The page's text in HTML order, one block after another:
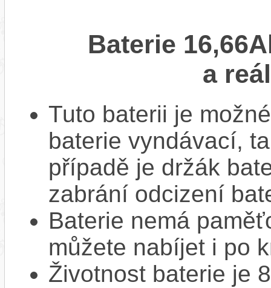
Baterie
a
Tuto baterii je
baterie vyndávací,
případě je držák
zabrání odcizení
Baterie nemá
můžete nabíjet i po
Životnost baterie je